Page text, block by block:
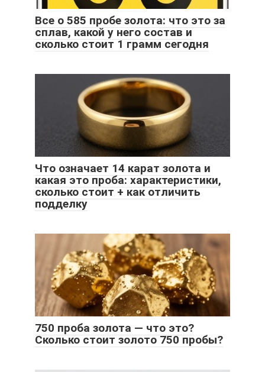
Все о 585 пробе золота: что это за
сплав, какой у него состав и
сколько стоит 1 грамм сегодня
Что означает 14 карат золота и
какая это проба: характеристики,
сколько стоит + как отличить
подделку
750 проба золота — что это?
Сколько стоит золото 750 пробы?